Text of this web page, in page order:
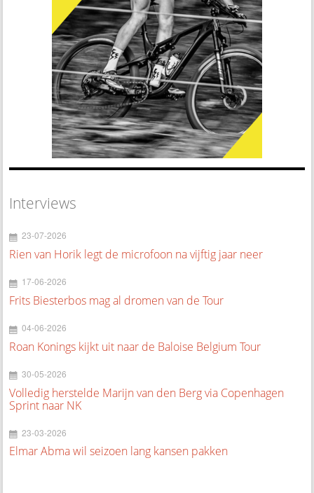
Interviews
23-07-2026
Rien van Horik legt de microfoon na vijftig jaar neer
17-06-2026
Frits Biesterbos mag al dromen van de Tour
04-06-2026
Roan Konings kijkt uit naar de Baloise Belgium Tour
30-05-2026
Volledig herstelde Marijn van den Berg via Copenhagen
Sprint naar NK
23-03-2026
Elmar Abma wil seizoen lang kansen pakken